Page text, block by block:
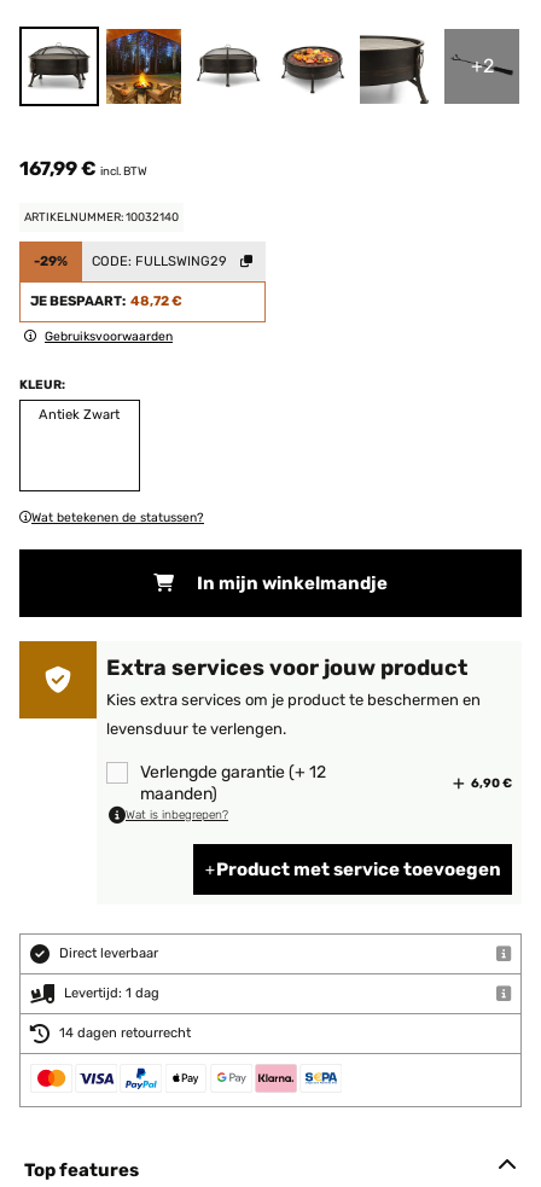
+2
167,99 € incl. BTW
ARTIKELNUMMER: 10032140
-29% CODE: FULLSWING29
JE BESPAART: 48,72 €
Gebruiksvoorwaarden
KLEUR:
Antiek Zwart
Wat betekenen de statussen?
In mijn winkelmandje
Extra services voor jouw product
Kies extra services om je product te beschermen en
levensduur te verlengen.
Verlengde garantie (+ 12
maanden)
6,90 €
Wat is inbegrepen?
Product met service toevoegen
Direct leverbaar
Levertijd: 1 dag
14 dagen retourrecht
Top features